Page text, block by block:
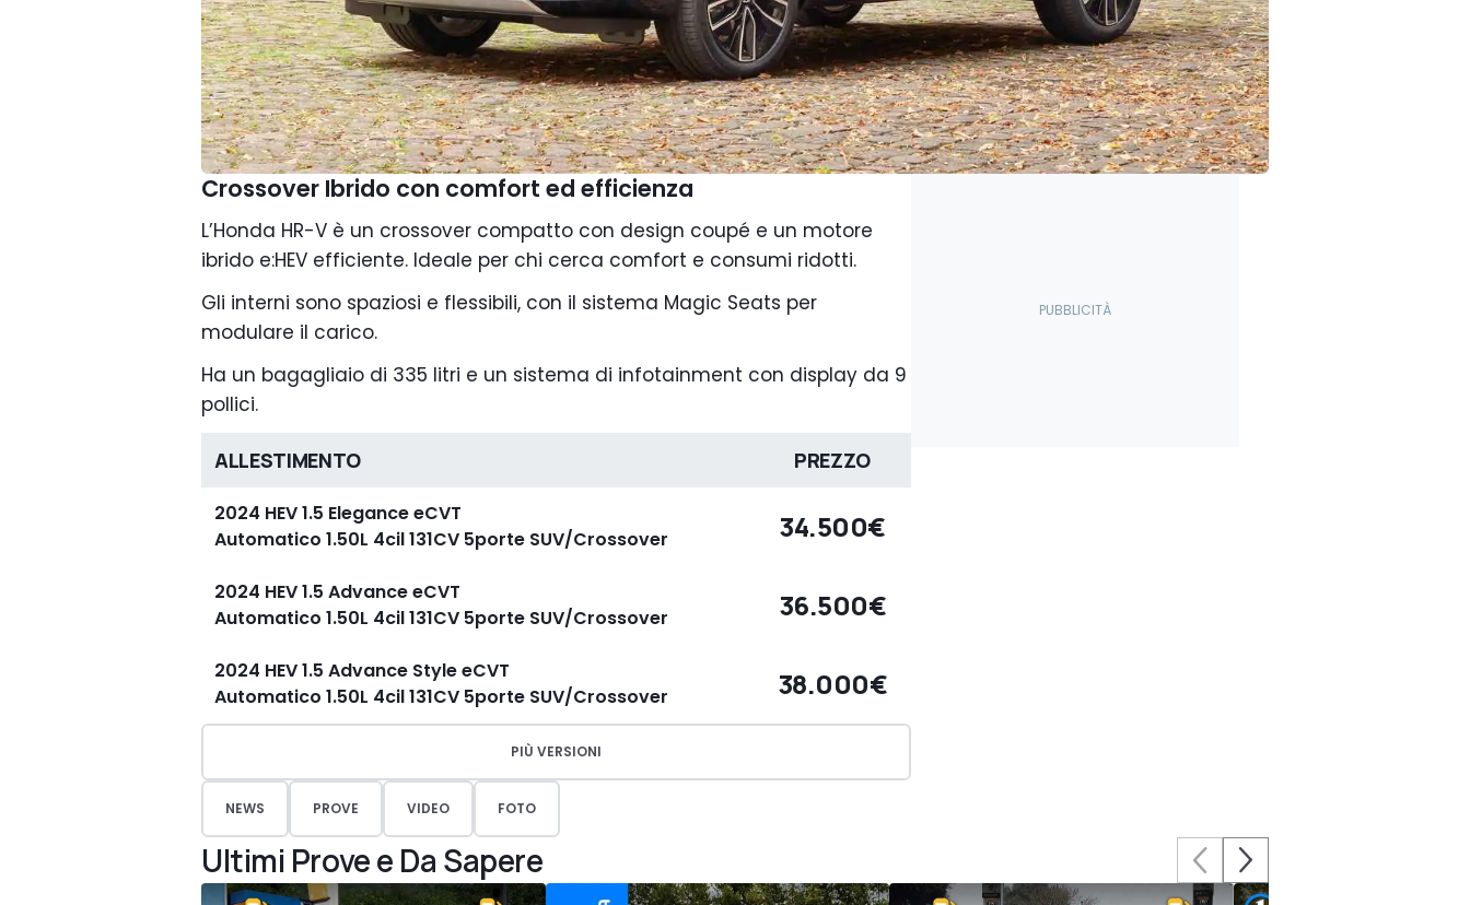
Crossover Ibrido con comfort ed efficienza
L’Honda HR-V è un crossover compatto con design coupé e un motore
ibrido e:HEV efficiente. Ideale per chi cerca comfort e consumi ridotti.
Gli interni sono spaziosi e flessibili, con il sistema Magic Seats per
modulare il carico.
Ha un bagagliaio di 335 litri e un sistema di infotainment con display da 9
pollici.
ALLESTIMENTO PREZZO
2024 HEV 1.5 Elegance eCVT
Automatico 1.50L 4cil 131CV 5porte SUV/Crossover
34.500€
2024 HEV 1.5 Advance eCVT
Automatico 1.50L 4cil 131CV 5porte SUV/Crossover
36.500€
2024 HEV 1.5 Advance Style eCVT
Automatico 1.50L 4cil 131CV 5porte SUV/Crossover
38.000€
PIÙ VERSIONI
NEWS PROVE VIDEO FOTO
Ultimi Prove e Da Sapere